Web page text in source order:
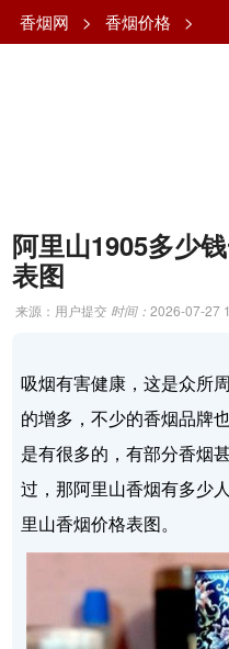
香烟网 > 香烟价格 >
阿里山1905多少
表图
来源：用户提交 时间：2026-07-27
吸烟有害健康，这是众所
的增多，不少的香烟品牌
是有很多的，有部分香烟
过，那阿里山香烟有多少
里山香烟价格表图。